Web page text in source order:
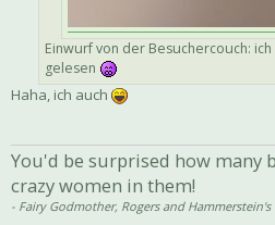
Einwurf von der Besuchercouch:
gelesen
Haha, ich auch
You'd be surprised how many
crazy women in them!
- Fairy Godmother, Rogers and Hammerstein's